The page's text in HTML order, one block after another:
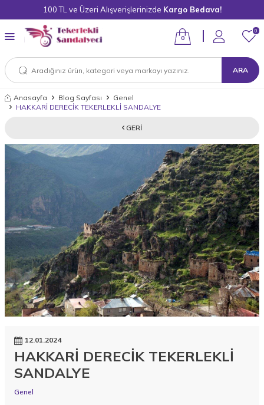
100 TL ve Üzeri Alışverişlerinizde Kargo Bedava!
ARA
0
0
Anasayfa Blog Sayfası
Genel
HAKKARİ DERECİK TEKERLEKLİ SANDALYE
GERI
12.01.2024
HAKKARİ DERECİK TEKERLEKLİ
SANDALYE
Genel